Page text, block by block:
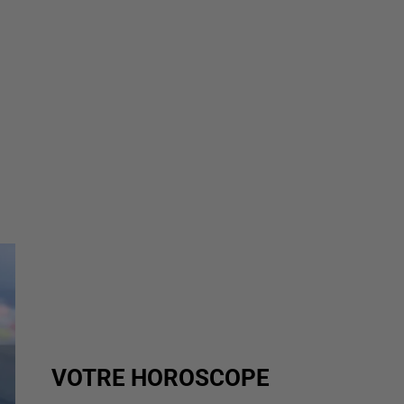
VOTRE HOROSCOPE